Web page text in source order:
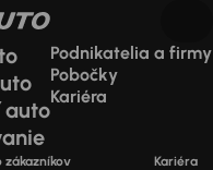
auto
Podnikatelia a firmy
Pobočky
Kariéra
zákazníkov Kariéra